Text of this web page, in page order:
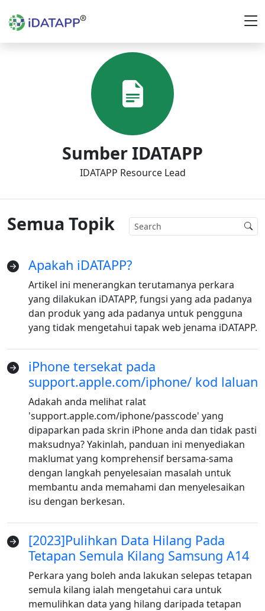
Sumber IDATAPP
IDATAPP Resource Lead
Semua Topik
Apakah iDATAPP?
Artikel ini menerangkan terutamanya perkara
yang dilakukan iDATAPP, fungsi yang ada padanya
dan produk yang ada padanya untuk pengguna
yang tidak mengetahui tapak web jenama iDATAPP.
iPhone tersekat pada
support.apple.com/iphone/ kod laluan
Adakah anda melihat ralat
'support.apple.com/iphone/passcode' yang
dipaparkan pada skrin iPhone anda dan tidak pasti
maksudnya? Yakinlah, panduan ini menyediakan
maklumat yang komprehensif bersama-sama
dengan langkah penyelesaian masalah untuk
membantu anda memahami dan menyelesaikan
isu dengan berkesan.
[2023]Pulihkan Data Hilang Pada
Tetapan Semula Kilang Samsung A14
Perkara yang boleh anda lakukan selepas tetapan
semula kilang ialah mengetahui cara untuk
memulihkan data yang hilang daripada tetapan